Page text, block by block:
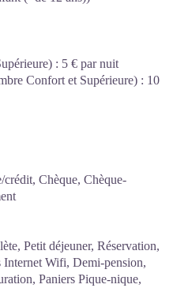
: 5 € par nuit
Confort et Supérieure) : 10
crédit, Chèque, Chèque-
Petit déjeuner, Réservation,
Internet Wifi, Demi-pension,
Paniers Pique-nique,